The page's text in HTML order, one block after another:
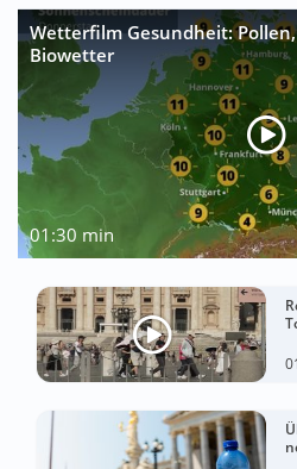
Wetterfilm Gesundheit:
Biowetter
01:30 min